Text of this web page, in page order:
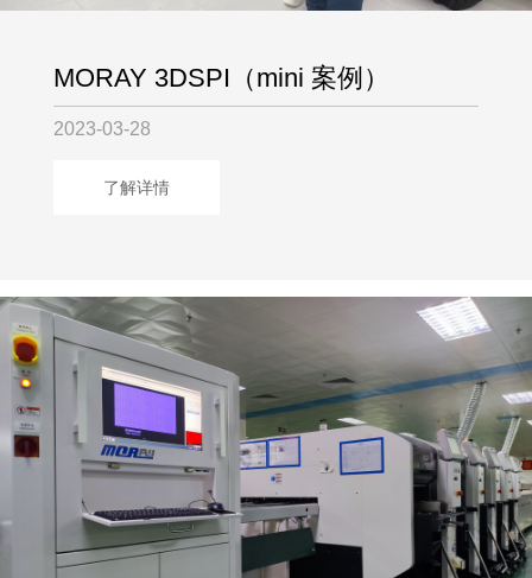
MORAY 3DSPI（mini 案例）
2023-03-28
了解详情